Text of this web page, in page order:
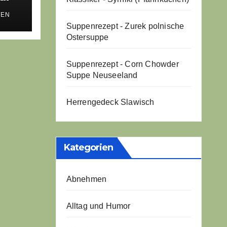
Suppenrezept - Zurek polnische
Ostersuppe
Suppenrezept - Corn Chowder
Suppe Neuseeland
Herrengedeck Slawisch
Kategorien
Abnehmen
Alltag und Humor